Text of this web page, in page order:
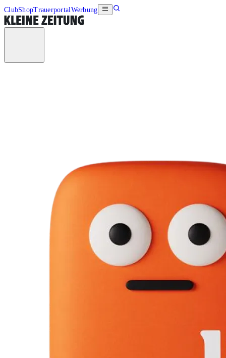
ClubShopTrauerportalWerbung